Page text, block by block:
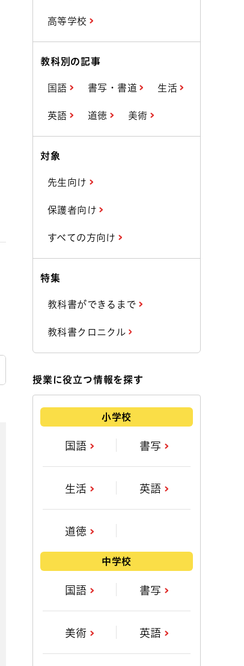
高等学校
教科別の記事
国語 書写・書道 生活
英語 道徳 美術
対象
先生向け
保護者向け
すべての方向け
特集
教科書ができるまで
教科書クロニクル
授業に役立つ情報を探す
小学校
国語 書写
生活 英語
道徳
中学校
国語 書写
美術 英語